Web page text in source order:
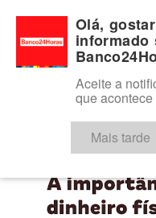
Olá,
informado
Aceite a
que acontece
Mais tarde